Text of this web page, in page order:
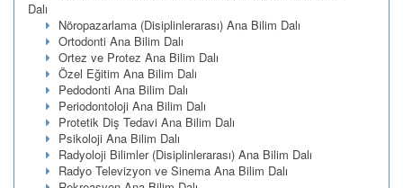
Dalı
Nöropazarlama (Disiplinlerarası) Ana Bilim Dalı
Ortodonti Ana Bilim Dalı
Ortez ve Protez Ana Bilim Dalı
Özel Eğitim Ana Bilim Dalı
Pedodonti Ana Bilim Dalı
Periodontoloji Ana Bilim Dalı
Protetik Diş Tedavi Ana Bilim Dalı
Psikoloji Ana Bilim Dalı
Radyoloji Bilimler (Disiplinlerarası) Ana Bilim Dalı
Radyo Televizyon ve Sinema Ana Bilim Dalı